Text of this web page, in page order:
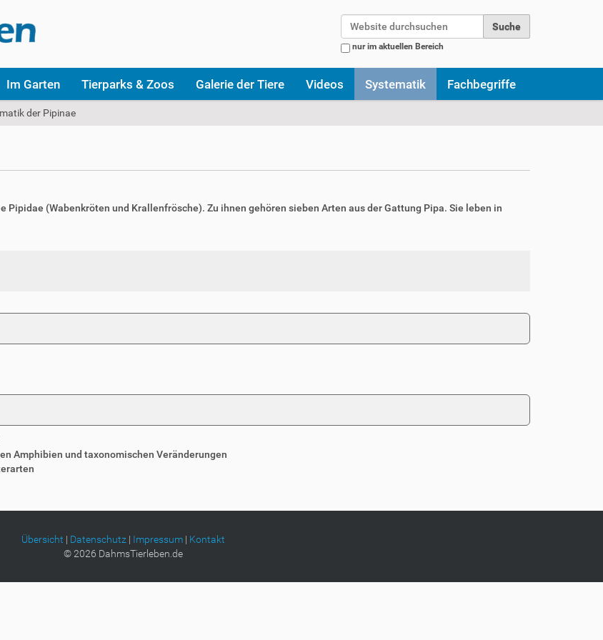
nur im aktuellen Bereich
Im Garten Tierparks & Zoos Galerie der Tiere Videos Systematik Fachbegriffe
der Pipinae
(Wabenkröten und Krallenfrösche). Zu ihnen gehören sieben Arten aus der Gattung Pipa. Sie leben in
Amphibien und taxonomischen Veränderungen
Übersicht | Datenschutz | Impressum| Kontakt
©2026 DahmsTierleben.de